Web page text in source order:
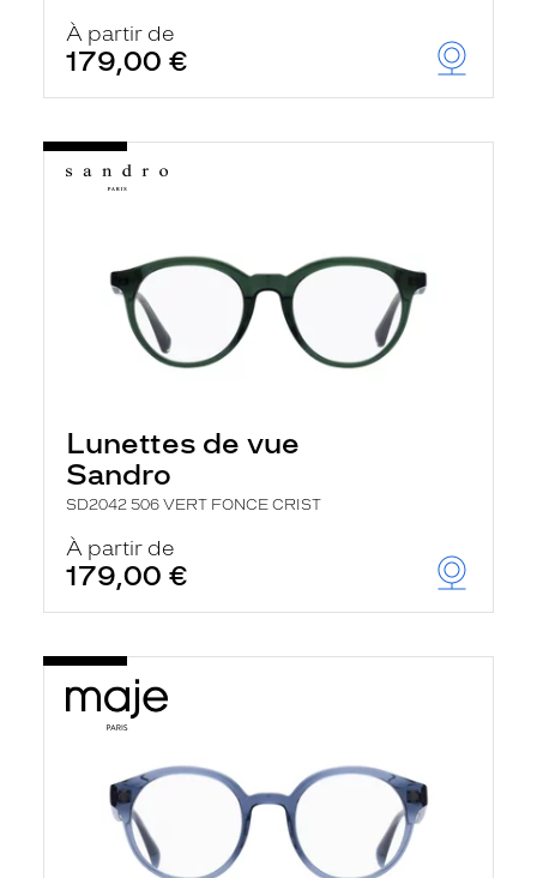
À partir de
179,00 €
Lunettes de vue
Sandro
SD2042 506 VERT FONCE CRIST
À partir de
179,00 €